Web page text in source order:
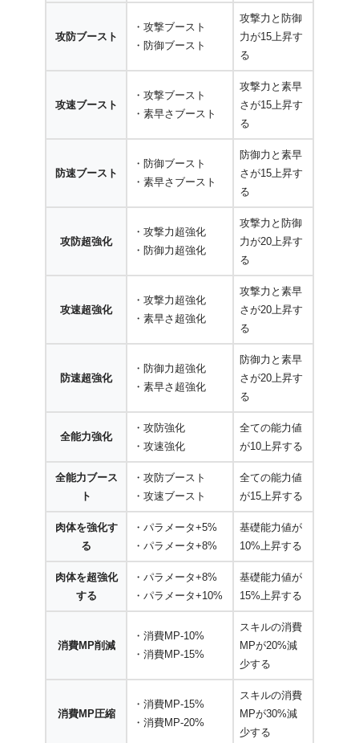
攻防ブースト
・攻撃ブースト
・防御ブースト
攻撃力と防御
力が15上昇す
る
攻速ブースト
・攻撃ブースト
・素早さブースト
攻撃力と素早
さが15上昇す
る
防速ブースト
・防御ブースト
・素早さブースト
防御力と素早
さが15上昇す
る
攻防超強化
・攻撃力超強化
・防御力超強化
攻撃力と防御
力が20上昇す
る
攻速超強化
・攻撃力超強化
・素早さ超強化
攻撃力と素早
さが20上昇す
る
防速超強化
・防御力超強化
・素早さ超強化
防御力と素早
さが20上昇す
る
全能力強化
・攻防強化
・攻速強化
全ての能力値
が10上昇する
全能力ブース
ト
・攻防ブースト
・攻速ブースト
全ての能力値
が15上昇する
肉体を強化す
る
・パラメータ+5%
・パラメータ+8%
基礎能力値が
10%上昇する
肉体を超強化
する
・パラメータ+8%
・パラメータ+10%
基礎能力値が
15%上昇する
消費MP削減
・消費MP-10%
・消費MP-15%
スキルの消費
MPが20%減
少する
消費MP圧縮
・消費MP-15%
・消費MP-20%
スキルの消費
MPが30%減
少する